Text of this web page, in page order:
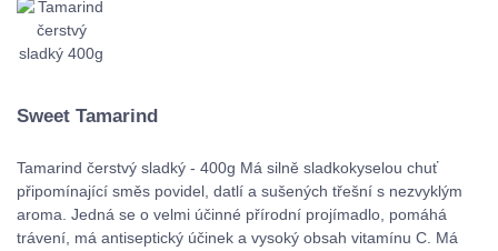
Sweet Tamarind
Tamarind čerstvý sladký - 400g Má silně sladkokyselou chuť
připomínající směs povidel, datlí a sušených třešní s nezvyklým
aroma. Jedná se o velmi účinné přírodní projímadlo, pomáhá
trávení, má antiseptický účinek a vysoký obsah vitamínu C. Má